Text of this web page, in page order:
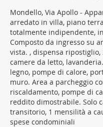
Mondello, Via Apollo -
arredato in villa, piano
totalmente indipendente,
Composto da ingresso su
vista. , dispensa
camere da letto,
legno, pompe di calore,
muro. Area a parcheggio
riscaldamento, pompe di
reddito dimostrabile. Solo
transitorio, 1 mensilità a
spese condominiali